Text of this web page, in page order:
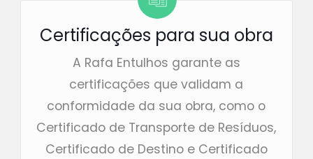
Certificações para sua obra
A Rafa Entulhos garante as
certificações que validam a
conformidade da sua obra, como o
Certificado de Transporte de Resíduos,
Certificado de Destino e Certificado